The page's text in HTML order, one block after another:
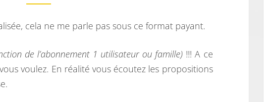
T
Y
M
E
N
I
E
cela ne me parle pas sous ce format payant.
de l’abonnement 1 utilisateur ou famille) !!! A ce
voulez. En réalité vous écoutez les propositions